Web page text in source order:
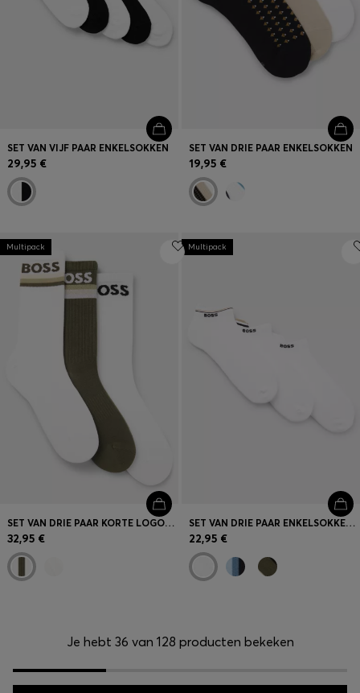
SET VAN VIJF PAAR ENKELSOKKEN
29,95 €
SET VAN DRIE PAAR ENKELSOKKEN
19,95 €
Multipack
SET VAN DRIE PAAR KORTE LOGOSOKKEN VAN EEN BAMBOEMIX
32,95 €
Multipack
SET VAN DRIE PAAR ENKELSOKKEN MET ZACHTE ZOOL
22,95 €
Je hebt 36 van 128 producten bekeken